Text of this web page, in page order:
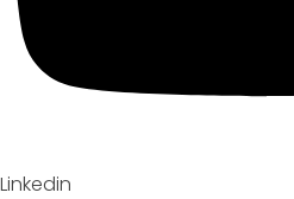
Linkedin